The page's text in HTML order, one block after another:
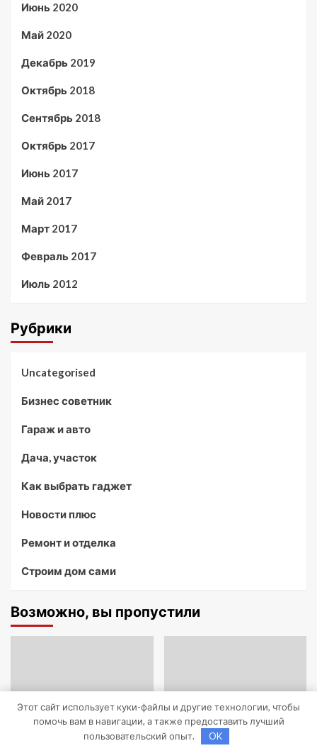
Июнь 2020
Май 2020
Декабрь 2019
Октябрь 2018
Сентябрь 2018
Октябрь 2017
Июнь 2017
Май 2017
Март 2017
Февраль 2017
Июль 2012
Рубрики
Uncategorised
Бизнес советник
Гараж и авто
Дача, участок
Как выбрать гаджет
Новости плюс
Ремонт и отделка
Строим дом сами
Возможно, вы пропустили
Этот сайт использует куки-файлы и другие технологии, чтобы
помочь вам в навигации, а также предоставить лучший
пользовательский опыт.
OK